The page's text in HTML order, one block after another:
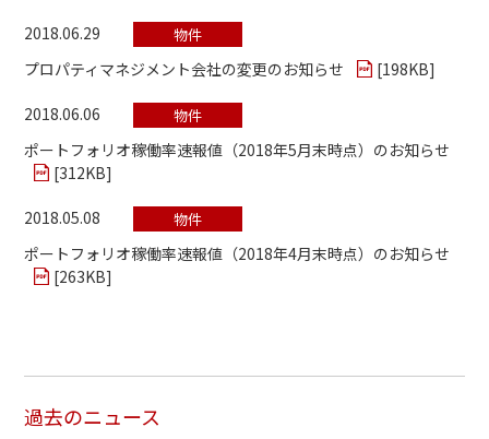
2018.06.29 物件
プロパティマネジメント会社の変更のお知らせ [198KB]
2018.06.06 物件
ポートフォリオ稼働率速報値（2018年5月末時点）のお知らせ
[312KB]
2018.05.08 物件
ポートフォリオ稼働率速報値（2018年4月末時点）のお知らせ
[263KB]
過去のニュース